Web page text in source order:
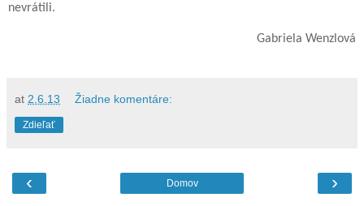
nevrátili.
Gabriela Wenzlová
at 2.6.13 Žiadne komentáre:
Zdieľať
‹ ›
Domov